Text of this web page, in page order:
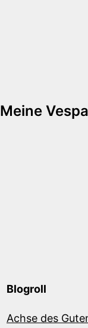
Meine
Blogroll
Achse des